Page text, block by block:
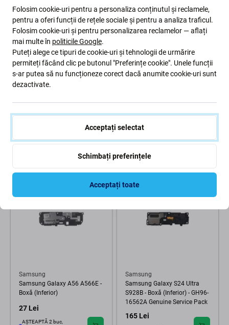
Apple
14 Lei
Apple
Apple iPhone 13 Mini - Boxă
22 Lei
Samsung
Samsung Galaxy A56 A566E -
Boxă (Inferior)
27 Lei
AȘTEAPTĂ 2 buc,
Samsung
Samsung Galaxy S24 Ultra
S928B - Boxă (Inferior) - GH96-
16562A Genuine Service Pack
165 Lei
Folosim cookie-uri pentru a personaliza conținutul și reclamele,
pentru a oferi funcții de rețele sociale și pentru a analiza traficul.
Folosim cookie-uri și pentru personalizarea reclamelor — aflați
mai multe în politicile Google.
Puteți alege ce tipuri de cookie-uri și tehnologii de urmărire
permiteți făcând clic pe butonul "Preferințe cookie". Unele funcții
s-ar putea să nu funcționeze corect dacă anumite cookie-uri sunt
dezactivate.
Acceptați selectat
Schimbați preferințele
Acceptați toate